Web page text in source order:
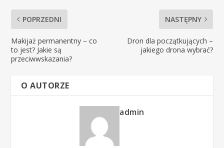
POPRZEDNI
Makijaż permanentny – co
to jest? Jakie są
przeciwwskazania?
NASTĘPNY
Dron dla początkujących –
jakiego drona wybrać?
O AUTORZE
admin